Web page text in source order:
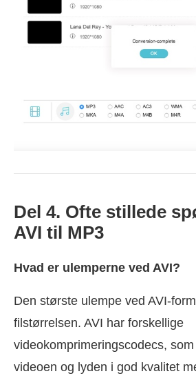
Del 4. Ofte stillede
AVI til MP3
Hvad er ulemperne ved AVI?
Den største ulempe ved AVI-
filstørrelsen. AVI har forskellige
videokomprimeringscodecs,
videoen og lyden i god kvalitet